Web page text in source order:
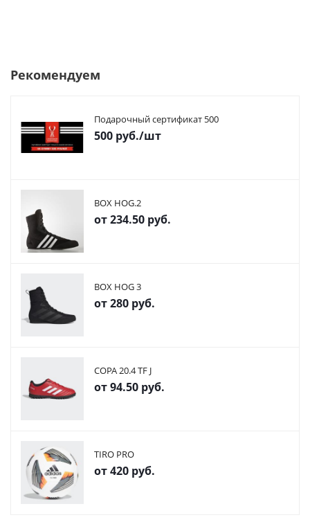
Рекомендуем
Подарочный сертификат 500
500 руб./шт
BOX HOG.2
от234.50 руб.
BOX HOG 3
от280 руб.
COPA 20.4 TF J
от94.50 руб.
TIRO PRO
от420 руб.